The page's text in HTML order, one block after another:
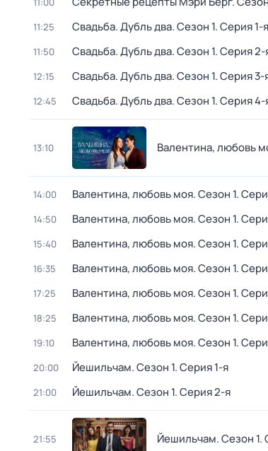
11:25 Свадьба. Дубль два. Сезон 1. Серия 1-я
11:50 Свадьба. Дубль два. Сезон 1. Серия 2-
12:15 Свадьба. Дубль два. Сезон 1. Серия 3-
12:45 Свадьба. Дубль два. Сезон 1. Серия 4-
13:10 Валентина, любовь
14:00 Валентина, любовь моя. Сезон 1.
14:50 Валентина, любовь моя. Сезон 1.
15:40 Валентина, любовь моя. Сезон 1.
16:35 Валентина, любовь моя. Сезон 1.
17:25 Валентина, любовь моя. Сезон 1.
18:25 Валентина, любовь моя. Сезон 1.
19:10 Валентина, любовь моя. Сезон 1.
20:00 Йешильчам. Сезон 1. Серия 1-я
21:00 Йешильчам. Сезон 1. Серия 2-я
21:55 Йешильчам. Сезон 1.